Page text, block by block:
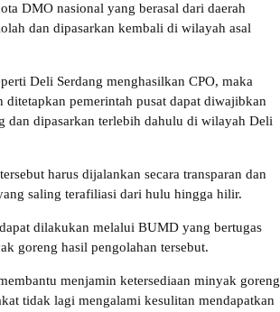
DMO nasional yang berasal dari daerah
dan dipasarkan kembali di wilayah asal
Deli Serdang menghasilkan CPO, maka
pemerintah pusat dapat diwajibkan
dan dipasarkan terlebih dahulu di wilayah Deli
harus dijalankan secara transparan dan
saling terafiliasi dari hulu hingga hilir.
dilakukan melalui BUMD yang bertugas
goreng hasil pengolahan tersebut.
menjamin ketersediaan minyak goreng
tidak lagi mengalami kesulitan mendapatkan